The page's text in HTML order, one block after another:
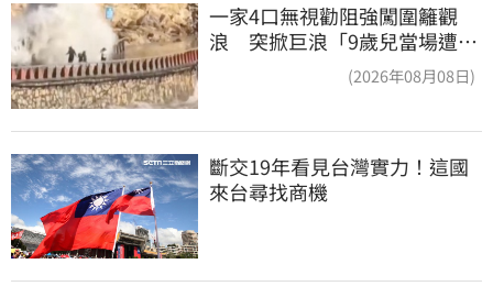
一家4口無視勸阻強闖圍籬觀
浪 突掀巨浪「9歲兒當場遭捲
(2026年08月08日)
斷交19年看見台灣實力！這國
來台尋找商機